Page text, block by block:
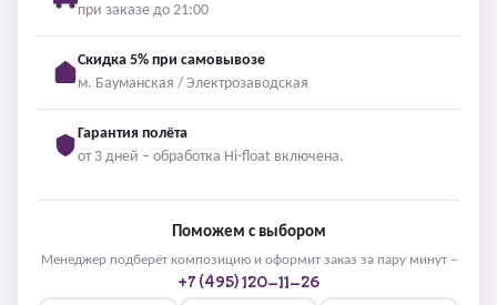
при заказе до 21:00
Скидка 5% при самовывозе
м. Бауманская / Электрозаводская
Гарантия полёта
от 3 дней – обработка Hi-float включена.
Поможем с выбором
Менеджер подберёт композицию и оформит заказ за пару минут –
+7 (495) 120-11-26